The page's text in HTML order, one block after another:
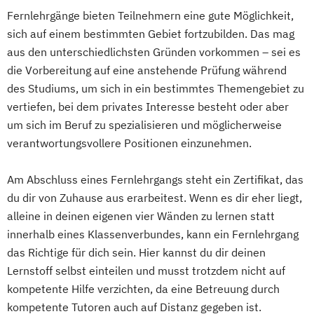
Digitale Fotografie
Digitale Musikproduktion
Drehbuchautor
E-Commerce-Manager (IHK)
E-Learning Trainer
Elektrische Steuerungs- und
Regelungstechnik
Elektrotechnik
Elektrotechnik für Techniker und
Ingenieure
Energiemanager
Englisch - Gesamtlehrgang
Englisch - Grundkurs
Englisch für den Beruf
Logistik & Supply Chain Management
Logistik: Grundlagen
Systeme Technologien
Logistikmanagement
Logistische Funktionsbereiche
Managing Diversity
Marketing
Marketing & Sales Management
Markt- und Werbepsychologie
Materialflusssysteme - Technologien
Planung und Steuerung
Mergers & Acquisitions
Nachhaltigkeitsmanagement
Personal & Organisation
Personalmanagement & Corporate
Learning
Pflege Pflegemanagement
Fahrzeugtechnik Game Design
Game Development
Gestaltung interaktiver Systeme
Grundlagen des Software Engineering
IT-Sicherheit
Industriedesign
Informatik Ingenieurpsychologie
Innovations- und Technologiemanagement
Kommunikationsdesign
Lebensmittelverfahrenstechnik
Leit- und Sicherungstechnik
Maschinenbau Materials Science
Mathematik für Studierende
ingenieurwissenschaftlicher Fächer
Progressive Muskelrelaxation
Entwicklungsberatung
Entwicklungsberatung mit Fachrichtung
"Entspannungspädagogik"
Ernährungsberater/-in
Ernährungsberater/-in mit zusätzlicher
Fachrichtung "Sporternährung"
"Lebensmittelunverträglichkeiten und -
allergien"
Ernährungsberater/in Fachrichtung
„Ernährung in besonderen Lebensphasen“
Ernährungsberater/in für Sportler/innen
Ernährungsberater/in mit der Fachrichtung
Pflanzenkunde in der Ernährung
Fernlehrgänge bieten Teilnehmern eine gute Möglichkeit,
sich auf einem bestimmten Gebiet fortzubilden. Das mag
aus den unterschiedlichsten Gründen vorkommen – sei es
die Vorbereitung auf eine anstehende Prüfung während
des Studiums, um sich in ein bestimmtes Themengebiet zu
vertiefen, bei dem privates Interesse besteht oder aber
um sich im Beruf zu spezialisieren und möglicherweise
verantwortungsvollere Positionen einzunehmen.
Am Abschluss eines Fernlehrgangs steht ein Zertifikat, das
du dir von Zuhause aus erarbeitest. Wenn es dir eher liegt,
alleine in deinen eigenen vier Wänden zu lernen statt
innerhalb eines Klassenverbundes, kann ein Fernlehrgang
das Richtige für dich sein. Hier kannst du dir deinen
Lernstoff selbst einteilen und musst trotzdem nicht auf
kompetente Hilfe verzichten, da eine Betreuung durch
kompetente Tutoren auch auf Distanz gegeben ist.